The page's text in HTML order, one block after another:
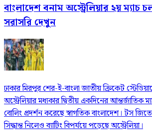
বাংলাদেশ বনাম অস্ট্রেলিয়ার ২য় ম্যাচ
সরাসরি দেখুন
ঢাকার মিরপুর শের-ই-বাংলা জাতীয় ক্রিকেট
অস্ট্রেলিয়ার মধ্যকার দ্বিতীয় একদিনের আন্তর্জাতিক
বোলিং প্রদর্শন করেছে স্বাগতিক বাংলাদেশ। টস
সিদ্ধান্ত নিলেও ব্যাটিং বিপর্যয়ে পড়েছে অস্ট্রেলিয়া।